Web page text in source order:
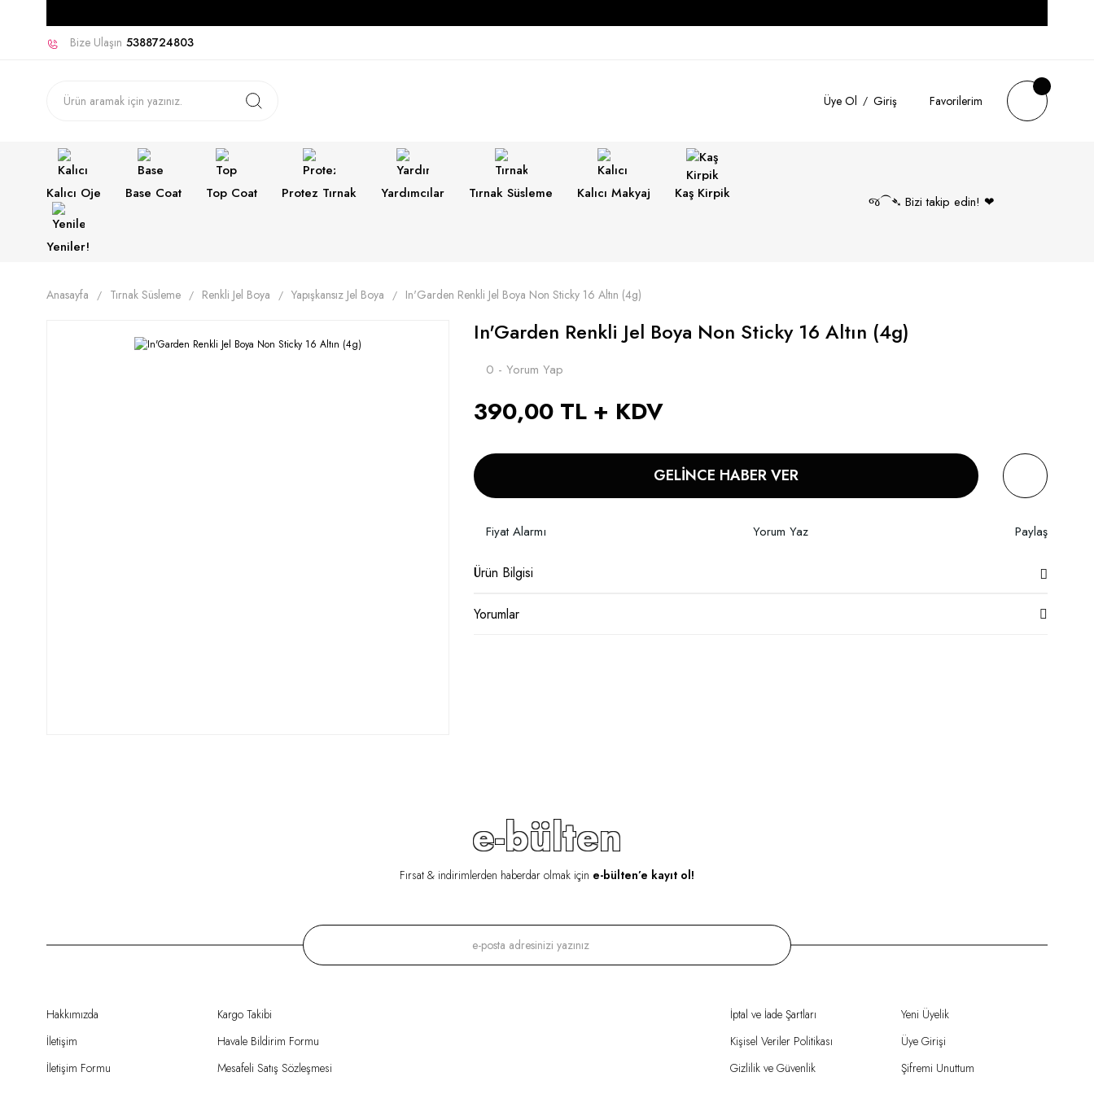
Bize Ulaşın 5388724803
Üye Ol Giriş Favorilerim
Kalıcı Oje Base Coat Top Coat Protez Tırnak Yardımcılar Tırnak Süsleme Kalıcı Makyaj Kaş Kirpik
Yeniler!
જ⁀➴ Bizi takip edin! ❤︎
Anasayfa Tırnak Süsleme Renkli Jel Boya Yapışkansız Jel Boya In'Garden Renkli Jel Boya Non Sticky 16 Altın (4g)
In'Garden Renkli Jel Boya Non Sticky 16 Altın (4g)
0 - Yorum Yap
390,00 TL + KDV
GELİNCE HABER VER
Fiyat Alarmı Yorum Yaz Paylaş
Ürün Bilgisi
Yorumlar
e-bülten
Fırsat & indirimlerden haberdar olmak için e-bülten’e kayıt ol!
Hakkımızda
İletişim
İletişim Formu
Kargo Takibi
Havale Bildirim Formu
Mesafeli Satış Sözleşmesi
İptal ve İade Şartları
Kişisel Veriler Politikası
Gizlilik ve Güvenlik
Yeni Üyelik
Üye Girişi
Şifremi Unuttum